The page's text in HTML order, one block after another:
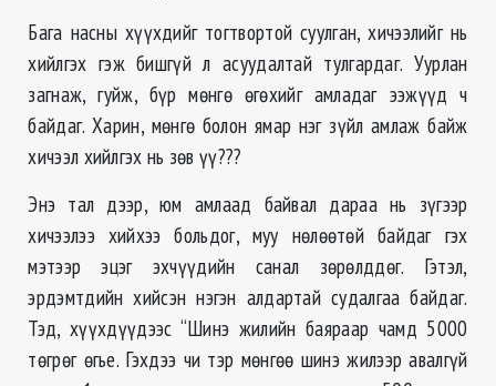
Бага насны хүүхдийг тогтвортой суулган, хичээлийг нь
хийлгэх гэж бишгүй л асуудалтай тулгардаг. Уурлан
загнаж, гуйж, бүр мөнгө өгөхийг амладаг ээжүүд ч
байдаг. Харин, мөнгө болон ямар нэг зүйл амлаж байж
хичээл хийлгэх нь зөв үү???
Энэ тал дээр, юм амлаад байвал дараа нь зүгээр
хичээлээ хийхээ больдог, муу нөлөөтөй байдаг гэх
мэтээр эцэг эхчүүдийн санал зөрөлддөг. Гэтэл,
эрдэмтдийн хийсэн нэгэн алдартай судалгаа байдаг.
Тэд, хүүхдүүдээс “Шинэ жилийн баяраар чамд 5000
төгрөг өгье. Гэхдээ чи тэр мөнгөө шинэ жилээр авалгүй